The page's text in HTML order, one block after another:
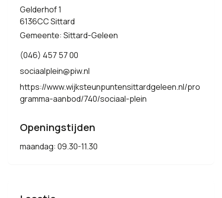
Gelderhof 1
6136CC Sittard
Gemeente: Sittard-Geleen
(046) 457 57 00
sociaalplein@piw.nl
https://www.wijksteunpuntensittardgeleen.nl/pro
gramma-aanbod/740/sociaal-plein
Openingstijden
maandag: 09.30-11.30